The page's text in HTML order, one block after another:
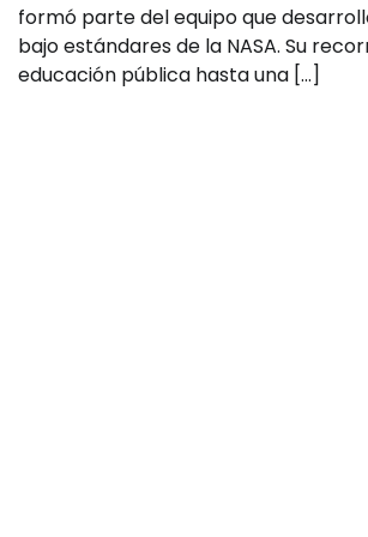
formó parte del equipo que
bajo estándares de la NASA. Su
educación pública hasta una […]